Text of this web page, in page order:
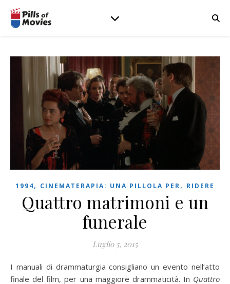
1994, CINEMATERAPIA: UNA PILLOLA PER, RIDERE
Quattro matrimoni e un
funerale
Luglio 5, 2015
I manuali di drammaturgia consigliano un evento nell’atto
finale del film, per una maggiore drammaticità. In Quattro